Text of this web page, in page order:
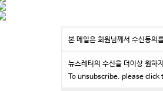
본 메일은 회원님께서 수신동의
뉴스레터의 수신을 더이상 원하
To unsubscribe. please